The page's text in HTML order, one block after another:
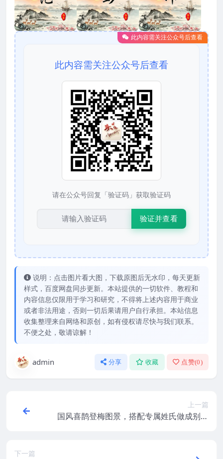
此内容需关注公众号后查看
此内容需关注公众号后查看
请在公众号回复「验证码」获取验证码
验证并查看
说明：点击图片看大图，下载原图后无水印，每天更新
样式，百度网盘同步更新。本站提供的一切软件、教程和
内容信息仅限用于学习和研究，不得将上述内容用于商业
或者非法用途，否则一切后果请用户自行承担。本站信息
收集整理来自网络和原创，如有侵权请尽快与我们联系。
不便之处，敬请谅解！
admin 分享 收藏 点赞(0)
上一篇
国风喜鹊登梅图景，搭配专属姓氏做成别致
下一篇